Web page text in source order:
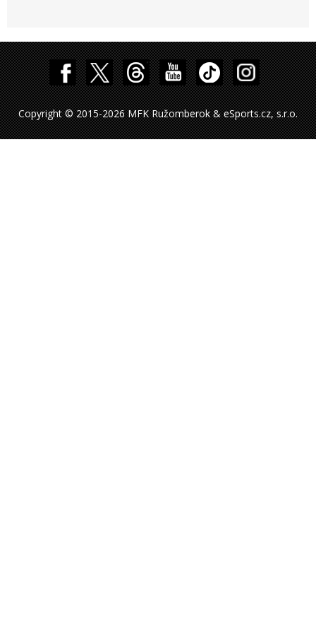
Copyright © 2015-2026 MFK Ružomberok & eSports.cz, s.r.o.